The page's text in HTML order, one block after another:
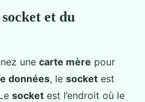
et du
une carte mère pour
données, le socket est
socket est l’endroit où le